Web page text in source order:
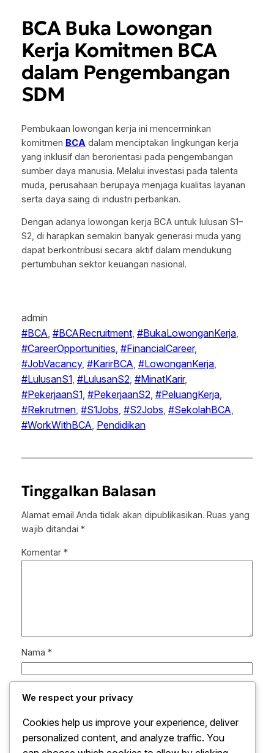
BCA Buka Lowongan
Kerja Komitmen BCA
dalam Pengembangan
SDM
Pembukaan lowongan kerja ini mencerminkan
komitmen BCA dalam menciptakan lingkungan kerja
yang inklusif dan berorientasi pada pengembangan
sumber daya manusia. Melalui investasi pada talenta
muda, perusahaan berupaya menjaga kualitas layanan
serta daya saing di industri perbankan.
Dengan adanya lowongan kerja BCA untuk lulusan S1–
S2, di harapkan semakin banyak generasi muda yang
dapat berkontribusi secara aktif dalam mendukung
pertumbuhan sektor keuangan nasional.
admin
#BCA #BCARecruitment, #BukaLowonganKerja
#CareerOpportunities #FinancialCareer
#JobVacancy, #KarirBCA #LowonganKerja
#LulusanS1, #LulusanS2 #MinatKarir
#PekerjaanS1, #PekerjaanS2 #PeluangKerja
#Rekrutmen, #S1Jobs #S2Jobs #SekolahBCA
#WorkWithBCA Pendidikan
Tinggalkan Balasan
Alamat email Anda tidak akan dipublikasikan. Ruas yang
wajib ditandai *
Komentar *
Nama *
Situs Web
We respect your privacy
Cookies help us improve your experience, deliver
personalized content, and analyze traffic. You